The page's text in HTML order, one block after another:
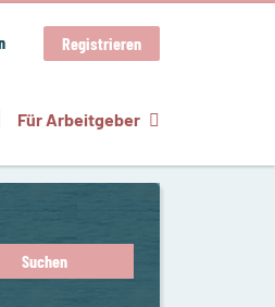
Registrieren
Für Arbeitgeber